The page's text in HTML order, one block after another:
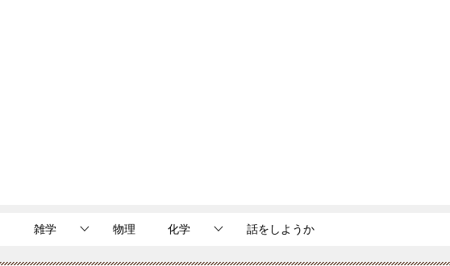
雑学 物理 化学 話をしようか